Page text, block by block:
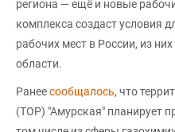
региона — ещё и новые
комплекса создаст условия
рабочих мест в России, из
области.
Ранеесообщалось, что
(ТОР) "Амурская" планирует